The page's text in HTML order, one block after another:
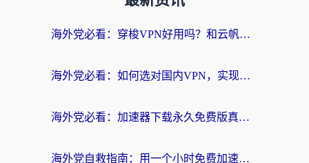
海外党必看：穿梭VPN好用吗？和云帆VPN对比哪个回国效果更好？附真实测评+避坑指南
海外党必看：如何选对国内VPN，实现无缝访问国内资源？
海外党必看：加速器下载永久免费版真的存在吗？教你无缝访问国内资源的正确姿势
海外党自救指南：用一个小时免费加速器，轻松打破国内资源访问壁垒？